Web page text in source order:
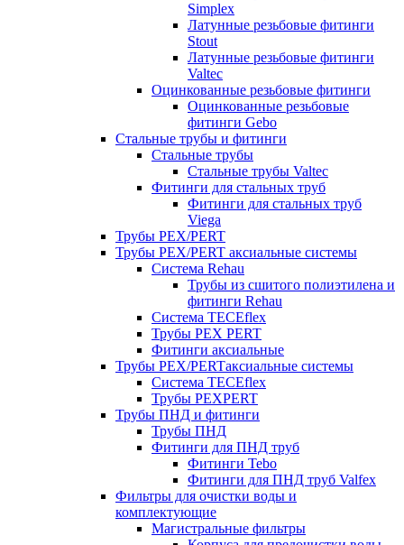
Simplex
Латунные резьбовые фитинги
Stout
Латунные резьбовые фитинги
Valtec
Оцинкованные резьбовые фитинги
Оцинкованные резьбовые
фитинги Gebo
Стальные трубы и фитинги
Стальные трубы
Стальные трубы Valtec
Фитинги для стальных труб
Фитинги для стальных труб
Viega
Трубы PEX/PERT
Трубы PEX/PERT аксиальные системы
Система Rehau
Трубы из сшитого полиэтилена и
фитинги Rehau
Система TECEflex
Трубы PEX PERT
Фитинги аксиальные
Трубы PEX/PERTаксиальные системы
Система TECEflex
Трубы PEXPERT
Трубы ПНД и фитинги
Трубы ПНД
Фитинги для ПНД труб
Фитинги Tebo
Фитинги для ПНД труб Valfex
Фильтры для очистки воды и
комплектующие
Магистральные фильтры